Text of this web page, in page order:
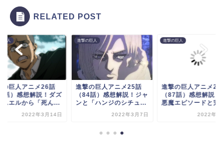
RELATED POST
巨人
の巨人アニメ26話
話）感想解説！ダズ
ムエルから「死ん...
2022年3月14日
進撃の巨人
進撃の巨人アニメ25話
（84話）感想解説！ジャ
ンと「ハンジのシチュ...
2022年3月7日
進撃の巨人
進撃の巨人アニメ28
（87話）感想解説！
悪魔エピソードと完
2022年4